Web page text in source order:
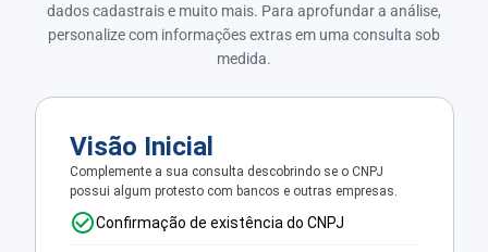
dados cadastrais e muito mais. Para aprofundar a análise,
personalize com informações extras em uma consulta sob
medida.
Visão Inicial
Complemente a sua consulta descobrindo se o CNPJ
possui algum protesto com bancos e outras empresas.
Confirmação de existência do CNPJ